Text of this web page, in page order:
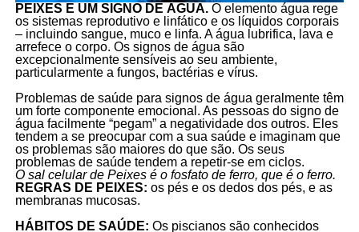
PEIXES É UM SIGNO DE ÁGUA.O elemento água rege
os sistemas reprodutivo e linfático e os líquidos corporais
– incluindo sangue, muco e linfa. A água lubrifica, lava e
arrefece o corpo. Os signos de água são
excepcionalmente sensíveis ao seu ambiente,
particularmente a fungos, bactérias e vírus.
Problemas de saúde para signos de água geralmente têm
um forte componente emocional. As pessoas do signo de
água facilmente “pegam” a negatividade dos outros. Eles
tendem a se preocupar com a sua saúde e imaginam que
os problemas são maiores do que são. Os seus
problemas de saúde tendem a repetir-se em ciclos.
O sal celular de Peixes é o fosfato de ferro, que é o ferro.
REGRAS DE PEIXES: os pés e os dedos dos pés, e as
membranas mucosas.
HÁBITOS DE SAÚDE: Os piscianos são conhecidos